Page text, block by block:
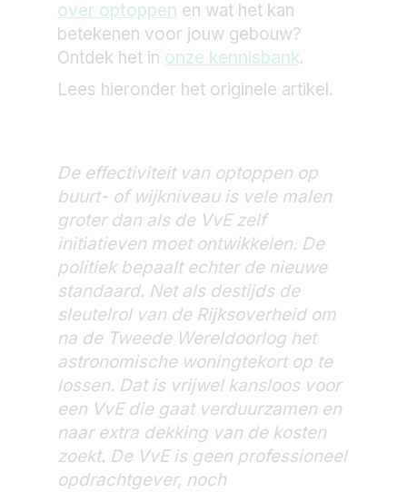
over optoppen en wat het kan
betekenen voor jouw gebouw?
Ontdek het in onze kennisbank.
Lees hieronder het originele artikel.
De effectiviteit van optoppen op
buurt- of wijkniveau is vele malen
groter dan als de VvE zelf
initiatieven moet ontwikkelen. De
politiek bepaalt echter de nieuwe
standaard. Net als destijds de
sleutelrol van de Rijksoverheid om
na de Tweede Wereldoorlog het
astronomische woningtekort op te
lossen. Dat is vrijwel kansloos voor
een VvE die gaat verduurzamen en
naar extra dekking van de kosten
zoekt. De VvE is geen professioneel
opdrachtgever, noch